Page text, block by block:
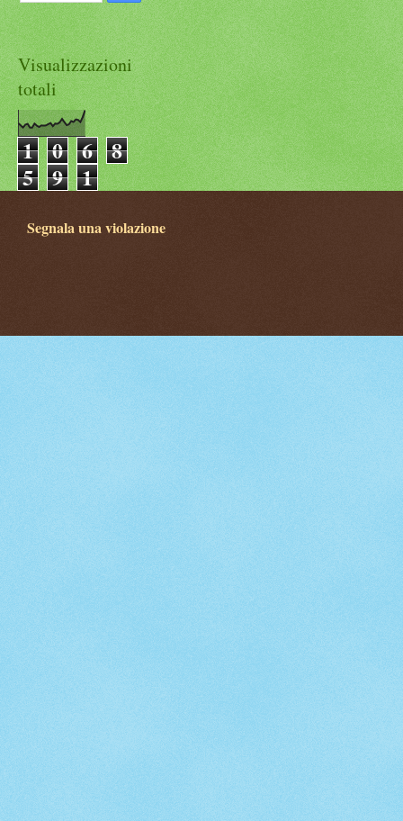
Visualizzazioni
totali
1 0 6 8
5 9 1
Segnala una violazione